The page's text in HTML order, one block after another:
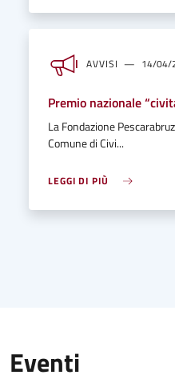
AVVISI 14/04/
Premio nazionale
La Fondazione
Comune di Civi...
LEGGI DI PIÙ
Eventi